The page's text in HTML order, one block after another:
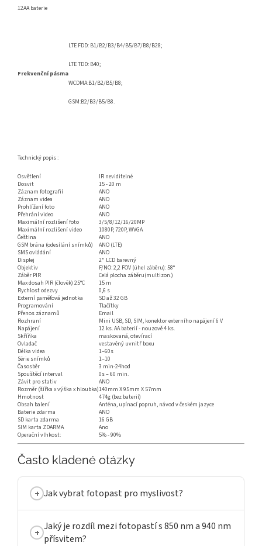
12AA baterie
Frekvenční pásma
LTE FDD: B1/B2/B3/B4/B5/B7/B8/B28;
LTE TDD: B40;
WCDMA:B1/B2/B5/B8;
GSM:B2/B3/B5/B8.
Technický popis :
Osvětlení
IR neviditelné
Dosvit
15 - 20 m
Záznam fotografií
ANO
Záznam videa
ANO
Prohlížení foto
ANO
Přehrání video
ANO
Maximální rozlišení foto
3/5/8/12/16/20MP
Maximální rozlišení video
1080P, 720P, WVGA
Čeština
ANO
GSM brána (odesílání snímků)
ANO (LTE)
SMS ovládání
ANO
Displej
2" LCD barevný
Objektiv
F/NO: 2,2 FOV (úhel záběru): 58°
Záběr PIR
Celá plocha záběru(multizon.)
Max dosah PIR (člověk) 25°C
15 m
Rychlost odezvy
0,6 s
Externí paměťová jednotka
SD až 32 GB
Programování
Tlačítky
Přenos záznamů
Email
Rozhraní
Mini USB, SD, SIM, konektor externího napájení 6 V
Napájení
12 ks. AA baterií - nouzově 4 ks.
Skříňka
maskovaná, otevírací
Ovladač
vestavěný uvnitř boxu
Délka videa
1–60s
Série snímků
1–10
Časosběr
3 min-24hod
Spouštěcí interval
0s – 60 min.
Závit pro stativ
ANO
Rozměr (šířka x výška x hloubka)140mm X 95mm X 57mm
Hmotnost
474g (bez baterií)
Obsah balení
Anténa, upínací popruh, návod v českém jazyce
Baterie zdarma
ANO
SD karta zdarma
16 GB
SIM karta ZDARMA
Ano
Operační vlhkost:
5% - 90%
Často kladené otázky
Jak vybrat fotopast pro myslivost?
Jaký je rozdíl mezi fotopastí s 850 nm a 940 nm
přísvitem?